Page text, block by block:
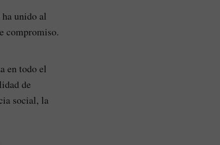
unido al
compromiso.
en todo el
de
social, la